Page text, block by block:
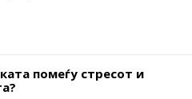
помеѓу стресот и